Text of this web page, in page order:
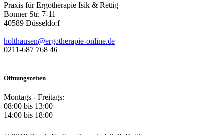
Praxis für Ergotherapie Isik & Rettig
Bonner Str. 7-11
40589 Düsseldorf
holthausen@ergotherapie-online.de
0211-687 768 46
Öffnungszeiten
Montags - Freitags:
08:00 bis 13:00
14:00 bis 18:00